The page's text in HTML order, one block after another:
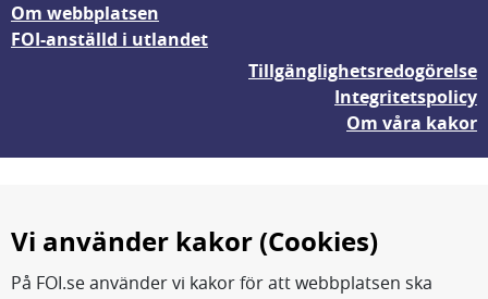
Om webbplatsen
FOI-anställd i utlandet
Tillgänglighetsredogörelse
Integritetspolicy
Om våra kakor
Vi använder kakor (Cookies)
På FOI.se använder vi kakor för att webbplatsen ska